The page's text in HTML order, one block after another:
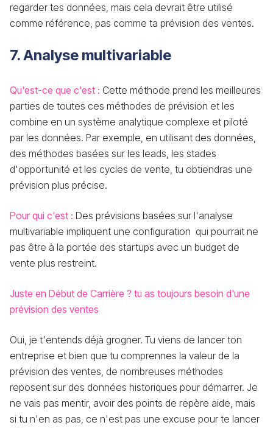
regarder tes données, mais cela devrait être utilisé
comme référence, pas comme ta prévision des ventes.
7. Analyse multivariable
Qu'est-ce que c'est : Cette méthode prend les meilleures
parties de toutes ces méthodes de prévision et les
combine en un système analytique complexe et piloté
par les données. Par exemple, en utilisant des données,
des méthodes basées sur les leads, les stades
d'opportunité et les cycles de vente, tu obtiendras une
prévision plus précise.
Pour qui c'est : Des prévisions basées sur l'analyse
multivariable impliquent une configuration qui pourrait ne
pas être à la portée des startups avec un budget de
vente plus restreint.
Juste en Début de Carrière ? tu as toujours besoin d'une
prévision des ventes
Oui, je t'entends déjà grogner. Tu viens de lancer ton
entreprise et bien que tu comprennes la valeur de la
prévision des ventes, de nombreuses méthodes
reposent sur des données historiques pour démarrer. Je
ne vais pas mentir, avoir des points de repère aide, mais
si tu n'en as pas, ce n'est pas une excuse pour te lancer